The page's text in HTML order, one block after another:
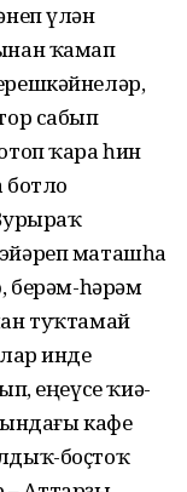
үлән
ҡамап
сабып
ҡара һин
ботло
маташһа
берәм-һәрәм
туҡтамай
инде
еңеүсе ҡиә­
кафе
боҫтоҡ